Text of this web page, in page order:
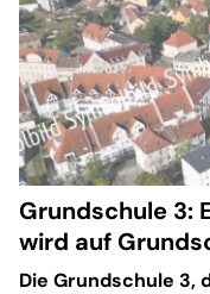
Grundschule 3:
wird auf
Die Grundschule 3,